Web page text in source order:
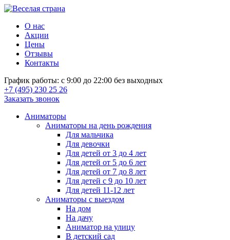
О нас
Акции
Цены
Отзывы
Контакты
График работы: с 9:00 до 22:00 без выходных
+7 (495) 230 25 26
Заказать звонок
Аниматоры
Аниматоры на день рождения
Для мальчика
Для девочки
Для детей от 3 до 4 лет
Для детей от 5 до 6 лет
Для детей от 7 до 8 лет
Для детей с 9 до 10 лет
Для детей 11-12 лет
Аниматоры с выездом
На дом
На дачу
Аниматор на улицу
В детский сад